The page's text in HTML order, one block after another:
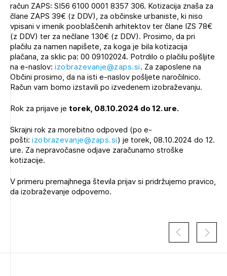
Izbrana vsebina je namenjena le ZAPS
registriranim uporabnikom. Da lahko do nje
dostopate, se je potrebno prijaviti.
PRIJAVITE SE REGISTRIRAJTE SE
račun ZAPS: SI56 6100 0001 8357 306. Kotizacija znaša za
člane ZAPS 39€ (z DDV), za občinske urbaniste, ki niso
vpisani v imenik pooblaščenih arhitektov ter člane IZS 78€
(z DDV) ter za nečlane 130€ (z DDV). Prosimo, da pri
plačilu za namen napišete, za koga je bila kotizacija
plačana, za sklic pa: 00 09102024. Potrdilo o plačilu pošljite
na e-naslov: izobrazevanje@zaps.si. Za zaposlene na
Občini prosimo, da na isti e-naslov pošljete naročilnico.
Račun vam bomo izstavili po izvedenem izobraževanju.
Rok za prijave je torek, 08.10.2024 do 12. ure.
Skrajni rok za morebitno odpoved (po e-
pošti: izobrazevanje@zaps.si) je torek, 08.10.2024 do 12.
ure. Za nepravočasne odjave zaračunamo stroške
kotizacije.
V primeru premajhnega števila prijav si pridržujemo pravico,
da izobraževanje odpovemo.